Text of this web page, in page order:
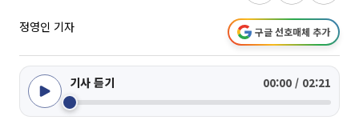
정영인 기자 구글 선호매체 추가
기사 듣기 00:00 / 02:21